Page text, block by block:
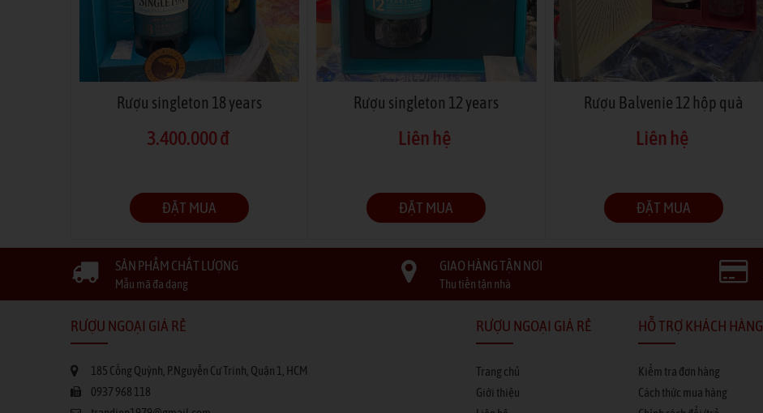
Rượu singleton 18 years
3.400.000 đ
ĐẶT MUA
Rượu singleton 12 years
Liên hệ
ĐẶT MUA
Rượu Balvenie 12 hộp quà
Liên hệ
ĐẶT MUA
SẢN PHẨM CHẤT LƯỢNG
Mẫu mã đa dạng
GIAO HÀNG TẬN NƠI
Thu tiền tận nhà
RƯỢU NGOẠI GIÁ RẺ
185 Cống Quỳnh, P.Nguyễn Cư Trinh, Quận 1, HCM
0937 968 118
RƯỢU NGOẠI GIÁ RẺ
Trang chủ
Giới thiệu
HỖ TRỢ KHÁCH HÀNG
Kiểm tra đơn hàng
Cách thức mua hàng